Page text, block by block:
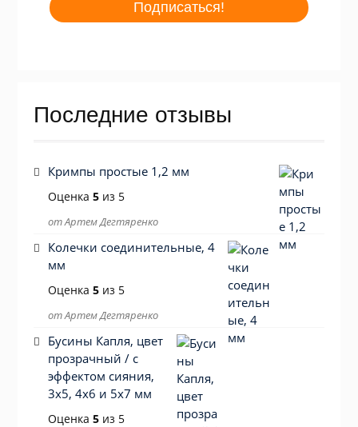
Последние отзывы
Кримпы простые 1,2 мм
Оценка 5из 5
от Артем Дегтяренко
Колечки соединительные, 4
мм
Оценка 5из 5
от Артем Дегтяренко
Бусины Капля, цвет
прозрачный / с
эффектом сияния,
3х5, 4х6 и 5х7 мм
Оценка 5из 5